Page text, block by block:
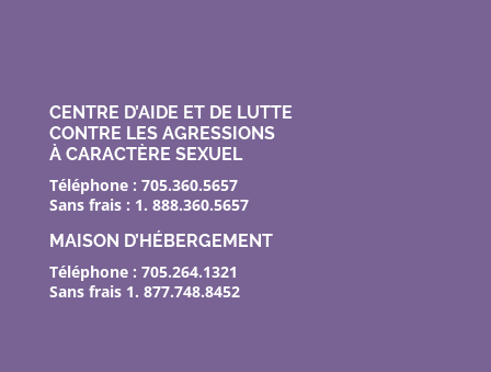
CENTRE D’AIDE ET DE LUTTE
CONTRE LES AGRESSIONS
À CARACTÈRE SEXUEL
Téléphone : 705.360.5657
Sans frais : 1. 888.360.5657
MAISON D’HÉBERGEMENT
Téléphone : 705.264.1321
Sans frais 1. 877.748.8452